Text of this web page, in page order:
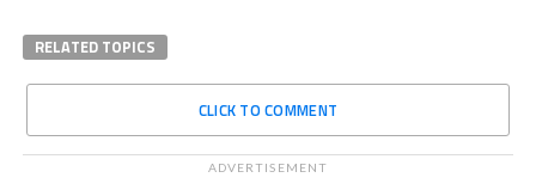
RELATED TOPICS
CLICK TO COMMENT
ADVERTISEMENT